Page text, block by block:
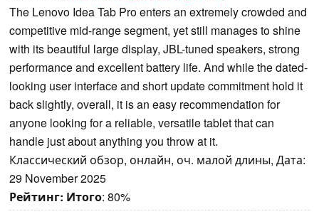
The Lenovo Idea Tab Pro enters an extremely crowded and
competitive mid-range segment, yet still manages to shine
with its beautiful large display, JBL-tuned speakers, strong
performance and excellent battery life. And while the dated-
looking user interface and short update commitment hold it
back slightly, overall, it is an easy recommendation for
anyone looking for a reliable, versatile tablet that can
handle just about anything you throw at it.
Классический обзор, онлайн, оч. малой длины, Дата:
29 November 2025
Рейтинг: Итого: 80%